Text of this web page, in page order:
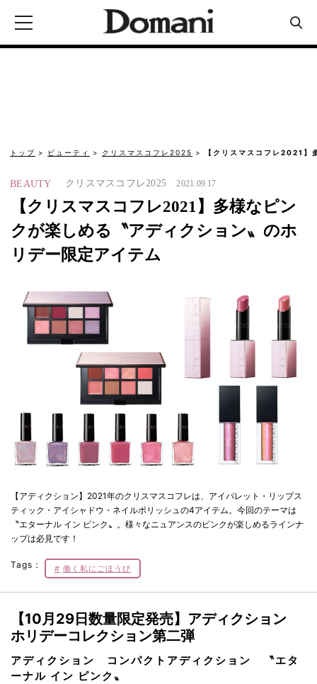
トップ ビューティ クリスマスコフレ2025 【クリスマスコフレ2021】
BEAUTY クリスマスコフレ2025 2021.09.17
【クリスマスコフレ2021】多様なピン
クが楽しめる〝アディクション〟のホ
リデー限定アイテム
【アディクション】2021年のクリスマスコフレは、アイパレット・リップス
ティック・アイシャドウ・ネイルポリッシュの4アイテム。今回のテーマは
〝エターナル イン ピンク〟。様々なニュアンスのピンクが楽しめるラインナ
ップは必見です！
Tags： 働く私にごほうび
【10月29日数量限定発売】アディクション
ホリデーコレクション第二弾
アディクション コンパクトアディクション 〝エタ
ーナル イン ピンク〟